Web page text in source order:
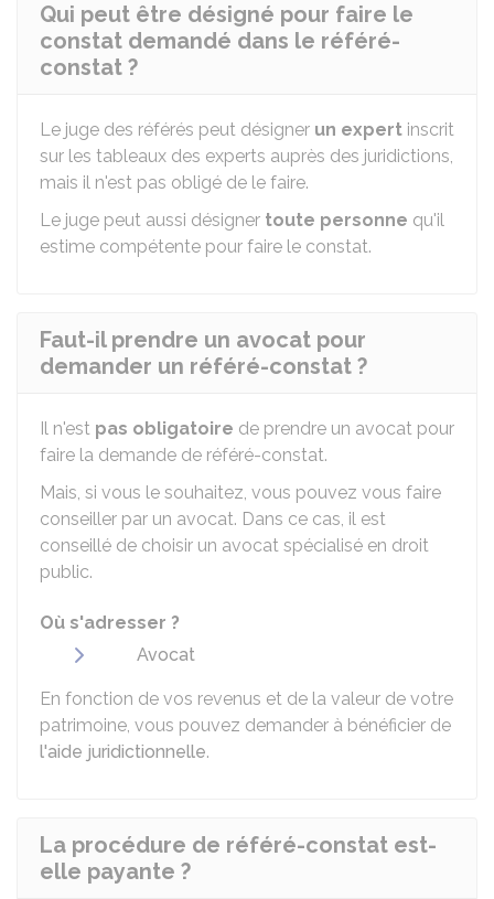
Qui peut être désigné pour faire le
constat demandé dans le référé-
constat ?
Le juge des référés peut désigner un expert inscrit
sur les tableaux des experts auprès des juridictions,
mais il n'est pas obligé de le faire.
Le juge peut aussi désigner toute personne qu'il
estime compétente pour faire le constat.
Faut-il prendre un avocat pour
demander un référé-constat ?
Il n'est pas obligatoire de prendre un avocat pour
faire la demande de référé-constat.
Mais, si vous le souhaitez, vous pouvez vous faire
conseiller par un avocat. Dans ce cas, il est
conseillé de choisir un avocat spécialisé en droit
public.
Où s'adresser ?
Avocat
En fonction de vos revenus et de la valeur de votre
patrimoine, vous pouvez demander à bénéficier de
l'aide juridictionnelle.
La procédure de référé-constat est-
elle payante ?